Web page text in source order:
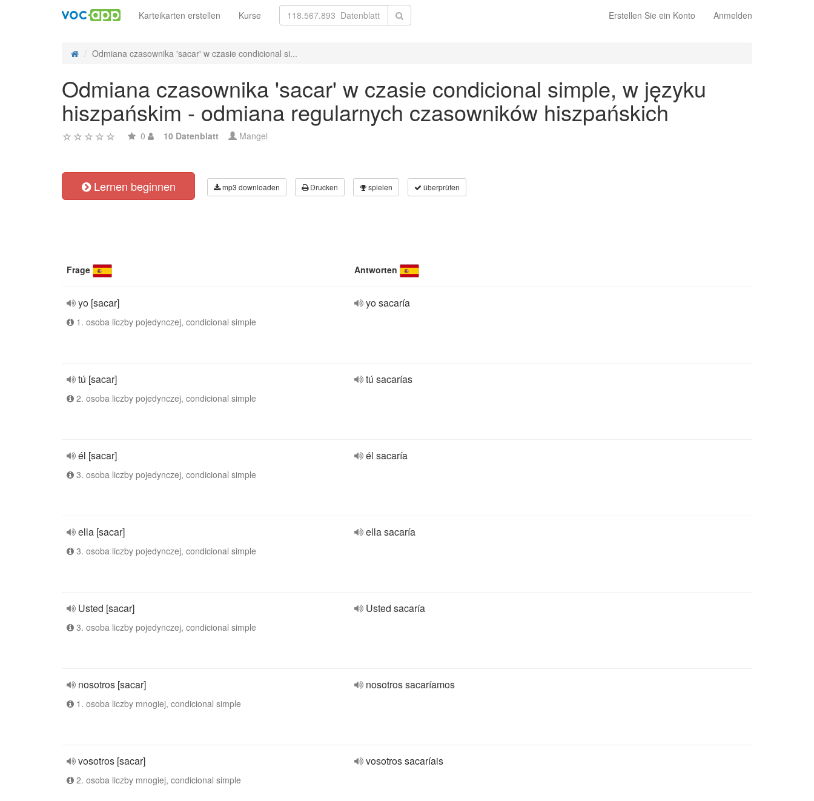
Erstellen Sie ein Konto Anmelden
Karteikarten erstellen Kurse
Odmiana czasownika 'sacar' w czasie condicional si...
Odmiana czasownika 'sacar' w czasie condicional simple, w języku
hiszpańskim - odmiana regularnych czasowników hiszpańskich
0 10 Datenblatt Mangel
Lernen beginnen mp3 downloaden Drucken spielen überprüfen
Frage Antworten
yo [sacar]
1. osoba liczby pojedynczej, condicional simple
yo sacaría
tú [sacar]
2. osoba liczby pojedynczej, condicional simple
tú sacarías
él [sacar]
3. osoba liczby pojedynczej, condicional simple
él sacaría
ella [sacar]
3. osoba liczby pojedynczej, condicional simple
ella sacaría
Usted [sacar]
3. osoba liczby pojedynczej, condicional simple
Usted sacaría
nosotros [sacar]
1. osoba liczby mnogiej, condicional simple
nosotros sacaríamos
vosotros [sacar]
2. osoba liczby mnogiej, condicional simple
vosotros sacaríais